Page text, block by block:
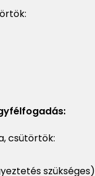
csütörtök:
szükséges)